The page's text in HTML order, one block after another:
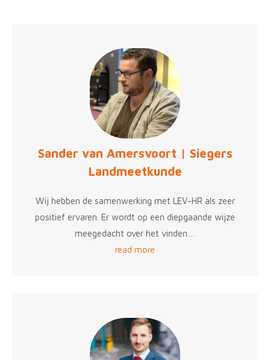
Sander van Amersvoort | Siegers
Landmeetkunde
Wij hebben de samenwerking met LEV-HR als zeer
positief ervaren. Er wordt op een diepgaande wijze
meegedacht over het vinden…
read more